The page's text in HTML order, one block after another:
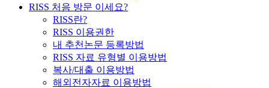
RISS 처음 방문 이세요?
RISS란?
RISS 이용권한
내 추천논문 등록방법
RISS 자료 유형별 이용방법
복사/대출 이용방법
해외전자자료 이용방법